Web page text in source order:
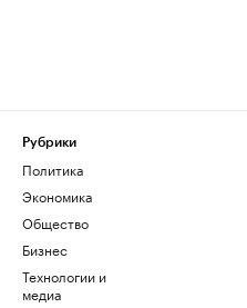
Рубрики
Политика
Экономика
Общество
Бизнес
Технологии и
медиа